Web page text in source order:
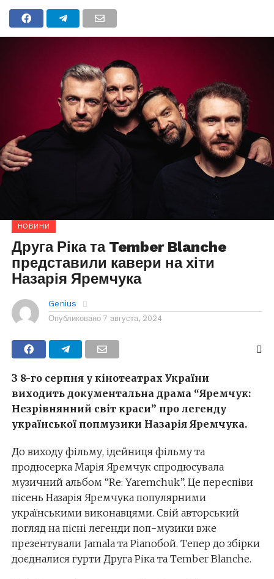
НОВИНИ
Друга Ріка та Tember Blanche
представили кавери на хіти
Назарія Яремчука
Genius
Опубликовано 7 августа, 2024
З 8-го серпня у кінотеатрах України
виходить документальна драма “Яремчук:
Незрівнянний світ краси” про легенду
української попмузики Назарія Яремчука.
До виходу фільму, ідейниця фільму та
продюсерка Марія Яремчук спродюсувала
музичний альбом “Re: Yaremchuk”. Це переспіви
пісень Назарія Яремчука популярними
українськими виконавцями. Свій авторський
погляд на пісні легенди поп-музики вже
презентували Jamala та Pianoбой. Тепер до збірки
доєдналися гурти Друга Ріка та Tember Blanche.